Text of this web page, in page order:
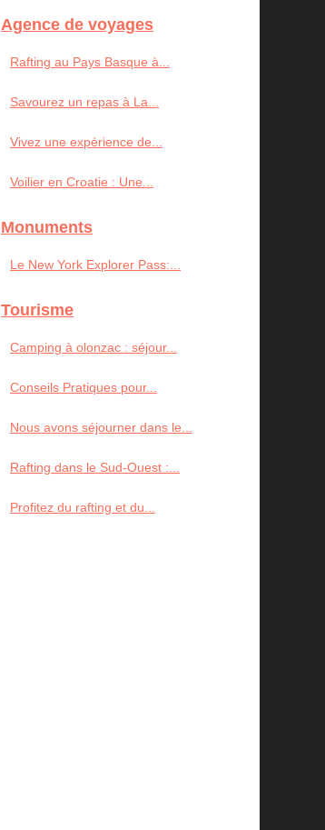
Agence de voyages
Rafting au Pays Basque à...
Savourez un repas à La...
Vivez une expérience de...
Voilier en Croatie : Une...
Monuments
Le New York Explorer Pass:...
Tourisme
Camping à olonzac : séjour...
Conseils Pratiques pour...
Nous avons séjourner dans le...
Rafting dans le Sud-Ouest :...
Profitez du rafting et du...